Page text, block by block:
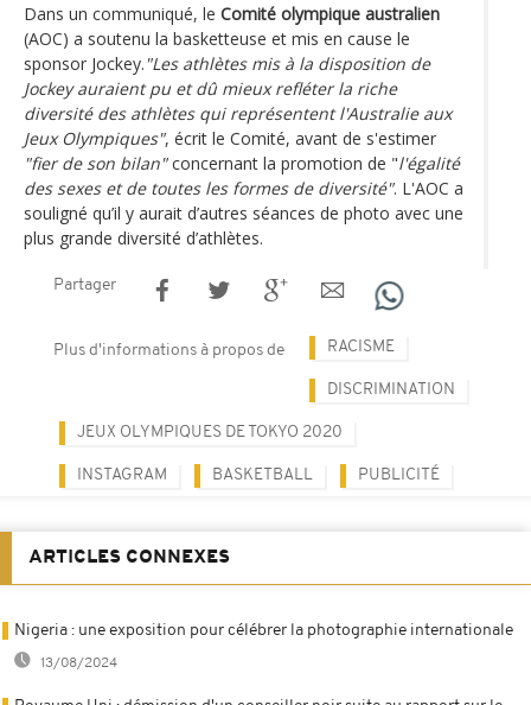
Dans un communiqué, le Comité olympique australien
(AOC) a soutenu la basketteuse et mis en cause le
sponsor Jockey. "Les athlètes mis à la disposition de
Jockey auraient pu et dû mieux refléter la riche
diversité des athlètes qui représentent l'Australie aux
Jeux Olympiques", écrit le Comité, avant de s'estimer
"fier de son bilan"concernant la promotion de "l'égalité
des sexes et de toutes les formes de diversité". L'AOC a
souligné qu’il y aurait d’autres séances de photo avec une
plus grande diversité d’athlètes.
Partager
Plus d'informations à propos de RACISME
DISCRIMINATION
JEUX OLYMPIQUES DE TOKYO 2020
INSTAGRAM BASKETBALL PUBLICITÉ
ARTICLES CONNEXES
Nigeria : une exposition pour célébrer la photographie internationale
13/08/2024